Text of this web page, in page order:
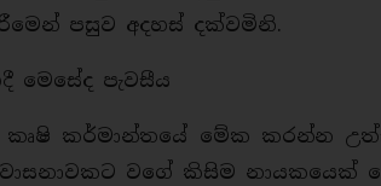
පසුව අදහස් දක්වමිනි.
මෙසේද පැවසීය
කර්මාන්තයේ මේක කරන්න
වගේ කිසිම නායකයෙක්